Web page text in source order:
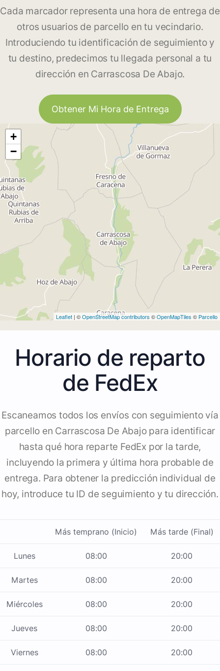
Cada marcador representa una hora de entrega de
otros usuarios de parcello en tu vecindario.
Introduciendo tu identificación de seguimiento y
tu destino, predecimos tu llegada personal a tu
dirección en Carrascosa De Abajo.
Obtener Mi Hora de Entrega
+
−
Leaflet | ©OpenStreetMap contributors ©OpenMapTiles © Parcello
Horario de reparto
de FedEx
Escaneamos todos los envíos con seguimiento vía
parcello en Carrascosa De Abajo para identificar
hasta qué hora reparte FedEx por la tarde,
incluyendo la primera y última hora probable de
entrega. Para obtener la predicción individual de
hoy, introduce tu ID de seguimiento y tu dirección.
Más temprano (Inicio) Más tarde (Final)
Lunes 08:00 20:00
Martes 08:00 20:00
Miércoles 08:00 20:00
Jueves 08:00 20:00
Viernes 08:00 20:00